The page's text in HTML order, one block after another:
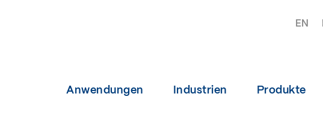
EN
Anwendungen Industrien Produkte